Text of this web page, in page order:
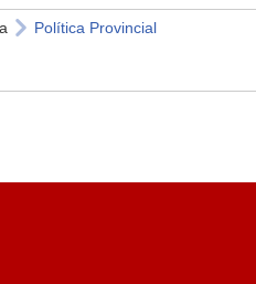
Política Provincial